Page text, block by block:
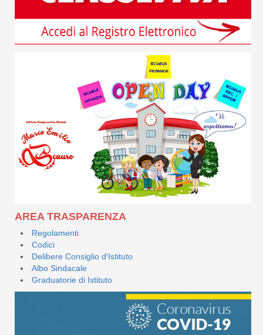
AREA TRASPARENZA
Regolamenti
Codici
Delibere Consiglio d'Istituto
Albo Sindacale
Graduatorie di Istituto